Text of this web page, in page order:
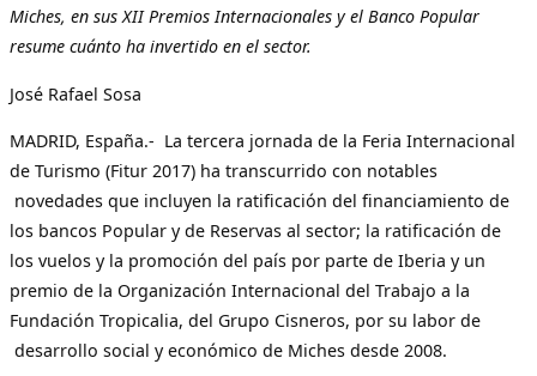
Miches, en sus XII Premios Internacionales y el Banco Popular
resume cuánto ha invertido en el sector.
José Rafael Sosa
MADRID, España.- La tercera jornada de la Feria Internacional
de Turismo (Fitur 2017) ha transcurrido con notables
novedades que incluyen la ratificación del financiamiento de
los bancos Popular y de Reservas al sector; la ratificación de
los vuelos y la promoción del país por parte de Iberia y un
premio de la Organización Internacional del Trabajo a la
Fundación Tropicalia, del Grupo Cisneros, por su labor de
desarrollo social y económico de Miches desde 2008.